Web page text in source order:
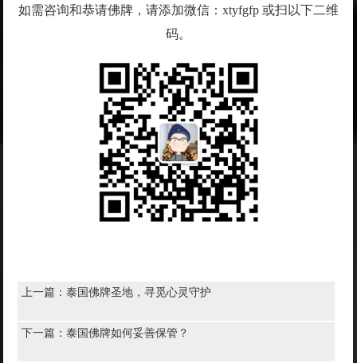
如需咨询和恭请佛牌，请添加微信：xtyfgfp 或扫以下二维
码。
上一篇：泰国佛牌圣地，寻觅心灵守护
下一篇：泰国佛牌如何妥善保管？